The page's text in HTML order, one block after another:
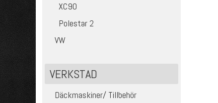
XC90
Polestar 2
VW
VERKSTAD
Däckmaskiner/ Tillbehör